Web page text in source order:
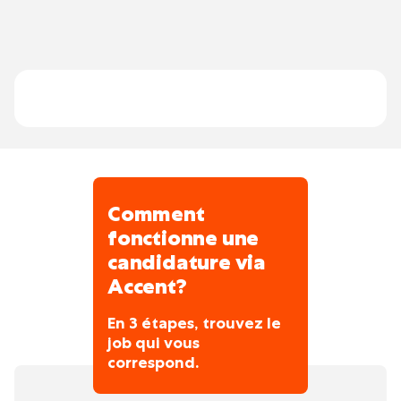
Comment
fonctionne une
candidature via
Accent?
En 3 étapes, trouvez le
job qui vous
correspond.